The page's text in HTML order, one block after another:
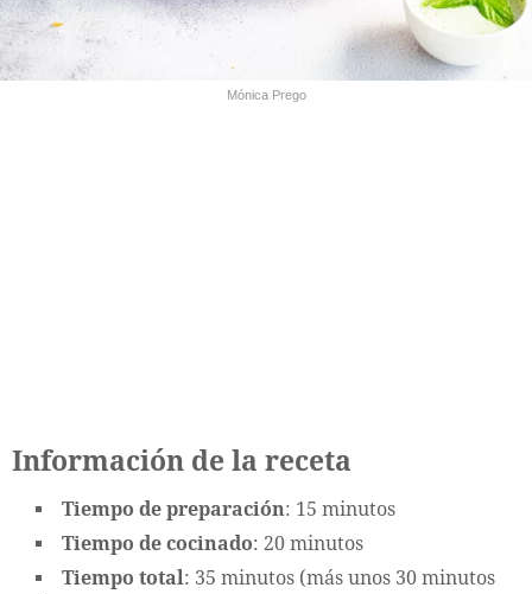
Mónica Prego
Información de la receta
Tiempo de preparación: 15 minutos
Tiempo de cocinado: 20 minutos
Tiempo total: 35 minutos (más unos 30 minutos